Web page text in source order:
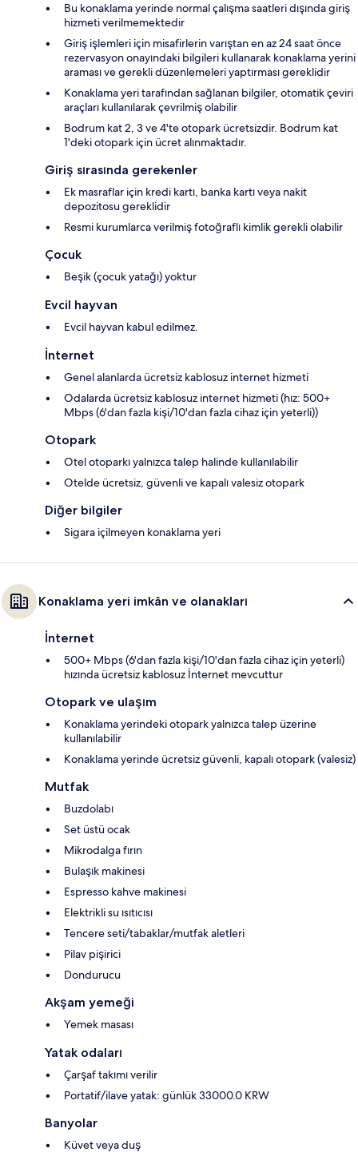
Bu konaklama yerinde normal çalışma saatleri dışında giriş
hizmeti verilmemektedir
Giriş işlemleri için misafirlerin varıştan en az 24 saat önce
rezervasyon onayındaki bilgileri kullanarak konaklama yerini
araması ve gerekli düzenlemeleri yaptırması gereklidir
Konaklama yeri tarafından sağlanan bilgiler, otomatik çeviri
araçları kullanılarak çevrilmiş olabilir
Bodrum kat 2, 3 ve 4'te otopark ücretsizdir. Bodrum kat
1'deki otopark için ücret alınmaktadır.
Giriş sırasında gerekenler
Ek masraflar için kredi kartı, banka kartı veya nakit
depozitosu gereklidir
Resmi kurumlarca verilmiş fotoğraflı kimlik gerekli olabilir
Çocuk
Beşik (çocuk yatağı) yoktur
Evcil hayvan
Evcil hayvan kabul edilmez.
İnternet
Genel alanlarda ücretsiz kablosuz internet hizmeti
Odalarda ücretsiz kablosuz internet hizmeti (hız: 500+
Mbps (6'dan fazla kişi/10'dan fazla cihaz için yeterli))
Otopark
Otel otoparkı yalnızca talep halinde kullanılabilir
Otelde ücretsiz, güvenli ve kapalı valesiz otopark
Diğer bilgiler
Sigara içilmeyen konaklama yeri
Konaklama yeri imkân ve olanakları
İnternet
500+ Mbps (6'dan fazla kişi/10'dan fazla cihaz için yeterli)
hızında ücretsiz kablosuz İnternet mevcuttur
Otopark ve ulaşım
Konaklama yerindeki otopark yalnızca talep üzerine
kullanılabilir
Konaklama yerinde ücretsiz güvenli, kapalı otopark (valesiz)
Mutfak
Buzdolabı
Set üstü ocak
Mikrodalga fırın
Bulaşık makinesi
Espresso kahve makinesi
Elektrikli su ısıtıcısı
Tencere seti/tabaklar/mutfak aletleri
Pilav pişirici
Dondurucu
Akşam yemeği
Yemek masası
Yatak odaları
Çarşaf takımı verilir
Portatif/ilave yatak: günlük 33000.0 KRW
Banyolar
Küvet veya duş